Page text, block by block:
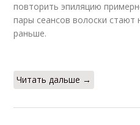
повторить эпиляцию
пары сеансов волоски стают
раньше.
Читать дальше →